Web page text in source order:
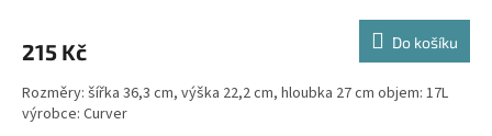
215 Kč Do košíku
Rozměry: šířka 36,3 cm, výška 22,2 cm, hloubka 27 cm objem: 17L
výrobce: Curver